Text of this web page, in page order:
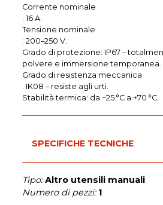
Corrente nominale
: 16 A.
Tensione nominale
: 200–250 V.
Grado di protezione: IP67 –
polvere e immersione temporanea.
Grado di resistenza meccanica
: IK08 – resiste agli urti.
Stabilità termica: da −25 °C a +70 °C.
SPECIFICHE TECNICHE
Tipo: Altro utensili manuali
Numero di pezzi: 1